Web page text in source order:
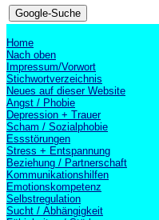
Home
Nach oben
Impressum/Vorwort
Stichwortverzeichnis
Neues auf dieser Website
Angst / Phobie
Depression + Trauer
Scham / Sozialphobie
Essstörungen
Stress + Entspannung
Beziehung / Partnerschaft
Kommunikationshilfen
Emotionskompetenz
Selbstregulation
Sucht / Abhängigkeit